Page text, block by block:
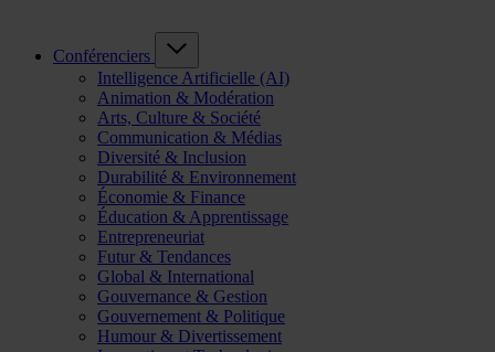
Conférenciers
Intelligence Artificielle (AI)
Animation & Modération
Arts, Culture & Société
Communication & Médias
Diversité & Inclusion
Durabilité & Environnement
Économie & Finance
Éducation & Apprentissage
Entrepreneuriat
Futur & Tendances
Global & International
Gouvernance & Gestion
Gouvernement & Politique
Humour & Divertissement